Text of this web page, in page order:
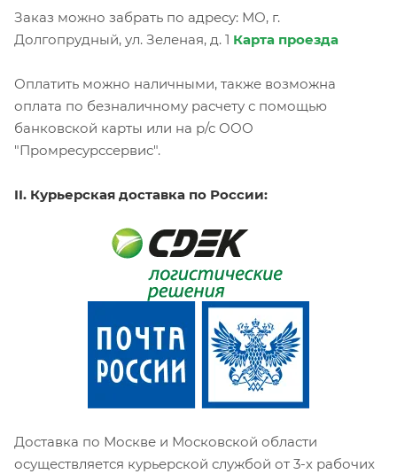
Заказ можно забрать по адресу: МО, г.
Долгопрудный, ул. Зеленая, д. 1 Карта проезда
Оплатить можно наличными, также возможна
оплата по безналичному расчету с помощью
банковской карты или на р/с ООО
"Промресурссервис".
II. Курьерская доставка по России:
Доставка по Москве и Московской области
осуществляется курьерской службой от 3-х рабочих